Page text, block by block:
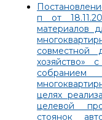
п от
материалов
совместной
хозяйство»
целях
целевой
стоянок